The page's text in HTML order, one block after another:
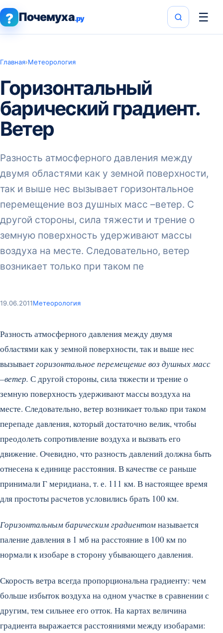
? Почемуха.ру ☰
Главная›Метеорология
Горизонтальный
барический градиент.
Ветер
Разность атмосферного давления между
двумя областями как у земной поверхности,
так и выше нес вызывает горизонтальное
перемещение воз душных масс –ветер. С
другой стороны, сила тяжести и трение о
земную поверхность удерживают массы
воздуха на месте. Следовательно, ветер
возникает только при таком пе
19.06.2011Метеорология
Разность атмосферного давления между двумя
областями как у земной поверхности, так и выше нес
вызываетгоризонтальное перемещение воз душных масс
–ветер. С другой стороны, сила тяжести и трение о
земную поверхность удерживают массы воздуха на
месте. Следовательно, ветер возникает только при таком
перепаде давления, который достаточно велик, чтобы
преодолеть сопротивление воздуха и вызвать его
движение. Очевидно, что разность давлений должна быть
отнесена к единице расстояния. В качестве се раньше
принимали Г меридиана, т. е. 111 км. В настоящее время
для простоты расчетов условились брать 100 км.
Горизонтальным барическим градиентомназывается
паление давления в 1 мб на расстояние в 100 км по
нормали к изобаре в сторону убывающего давления.
Скорость ветра всегда пропорциональна градиенту: чем
больше избыток воздуха на одном участке в сравнении с
другим, тем сильнее его отток. На картах величина
градиента выражается расстояниями между изобарами: